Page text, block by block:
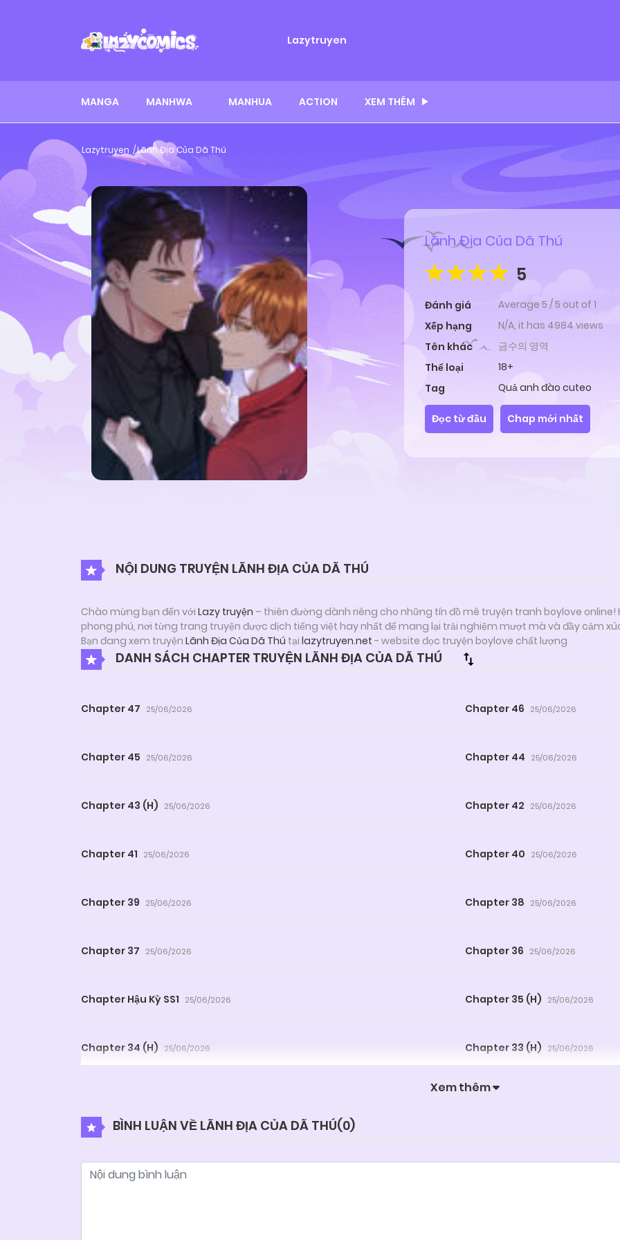
Lazytruyen
MANGA MANHWA MANHUA ACTION XEM THÊM
Lazytruyen Lãnh Địa Của Dã Thú
Lãnh Địa Của Dã Thú
5
Đánh giá Average 5 /5 out of 1
Xếp hạng
N/A, it has 4984 views
Tên khác
금수의 영역
Thể loại
18+
Tag
Quả anh đào cuteo
Đọc từ đầu Chap mới nhất
NỘI DUNG TRUYỆN LÃNH ĐỊA CỦA DÃ THÚ
Chào mừng bạn đến với Lazy truyện – thiên đường dành riêng cho những tín đồ mê truyện tranh boylove
phong phú, nơi từng trang truyện được dịch tiếng việt hay nhất để mang lại trải nghiệm mượt mà và đầy cảm
Bạn đang xem truyện Lãnh Địa Của Dã Thú tại lazytruyen.net - website đọc truyện boylove chất lượng
DANH SÁCH CHAPTER TRUYỆN LÃNH ĐỊA CỦA DÃ THÚ
Chapter 47 25/06/2026 Chapter 46 25/06/2026
Chapter 45 25/06/2026 Chapter 44 25/06/2026
Chapter 43 (H) 25/06/2026 Chapter 42 25/06/2026
Chapter 41 25/06/2026 Chapter 40 25/06/2026
Chapter 39 25/06/2026 Chapter 38 25/06/2026
Chapter 37 25/06/2026 Chapter 36 25/06/2026
Chapter Hậu Kỳ SS1 25/06/2026 Chapter 35 (H) 25/06/2026
Chapter 34 (H) 25/06/2026 Chapter 33 (H) 25/06/2026
Xem thêm
BÌNH LUẬN VỀ LÃNH ĐỊA CỦA DÃ THÚ(0)